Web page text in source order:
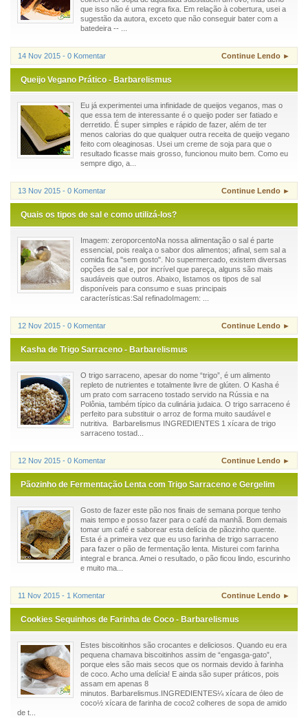
que isso não é uma regra fixa. Em relação à cobertura, usei a
sugestão da autora, exceto que não conseguir bater com a
batedeira -- ...
14 Nov 2015 - 0 Komentar Continue Lendo ►
Queijo Vegano Prático - Barbarelismus
Eu já experimentei uma infinidade de queijos veganos, mas o
que essa tem de interessante é o queijo poder ser fatiado e
derretido. É super simples e rápido de fazer, além de ter
menos calorias do que qualquer outra receita de queijo vegano
feito com oleaginosas. Usei um creme de soja para que o
resultado ficasse mais grosso, funcionou muito bem. Como eu
sempre digo, a...
13 Nov 2015 - 0 Komentar Continue Lendo ►
Quais os tipos de sal e como utilizá-los?
Imagem: zeroporcentoNa nossa alimentação o sal é parte
essencial, pois realça o sabor dos alimentos; afinal, sem sal a
comida fica "sem gosto". No supermercado, existem diversas
opções de sal e, por incrível que pareça, alguns são mais
saudáveis que outros. Abaixo, listamos os tipos de sal
disponíveis para consumo e suas principais
características:Sal refinadoImagem: ...
12 Nov 2015 - 0 Komentar Continue Lendo ►
Kasha de Trigo Sarraceno - Barbarelismus
O trigo sarraceno, apesar do nome “trigo”, é um alimento
repleto de nutrientes e totalmente livre de glúten. O Kasha é
um prato com sarraceno tostado servido na Rússia e na
Polônia, também típico da culinária judaica. O trigo sarraceno é
perfeito para substituir o arroz de forma muito saudável e
nutritiva. Barbarelismus INGREDIENTES 1 xícara de trigo
sarraceno tostad...
12 Nov 2015 - 0 Komentar Continue Lendo ►
Pãozinho de Fermentação Lenta com Trigo Sarraceno e Gergelim
Gosto de fazer este pão nos finais de semana porque tenho
mais tempo e posso fazer para o café da manhã. Bom demais
tomar um café e saborear esta delícia de pãozinho quente.
Esta é a primeira vez que eu uso farinha de trigo sarraceno
para fazer o pão de fermentação lenta. Misturei com farinha
integral e branca. Amei o resultado, o pão ficou lindo, escurinho
e muito ma...
11 Nov 2015 - 1 Komentar Continue Lendo ►
Cookies Sequinhos de Farinha de Coco - Barbarelismus
Estes biscoitinhos são crocantes e deliciosos. Quando eu era
pequena chamava biscoitinhos assim de “engasga-gato”,
porque eles são mais secos que os normais devido à farinha
de coco. Acho uma delícia! E ainda são super práticos, pois
assam em apenas 8
minutos. Barbarelismus.INGREDIENTES¼ xícara de óleo de
coco½ xícara de farinha de coco2 colheres de sopa de amido
de t...